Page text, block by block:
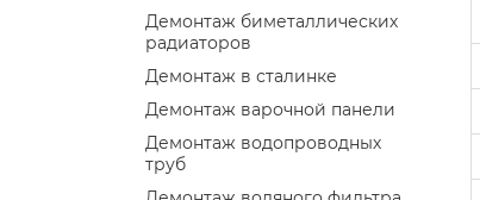
Демонтаж биметаллических
радиаторов
Демонтаж в сталинке
Демонтаж варочной панели
Демонтаж водопроводных
труб